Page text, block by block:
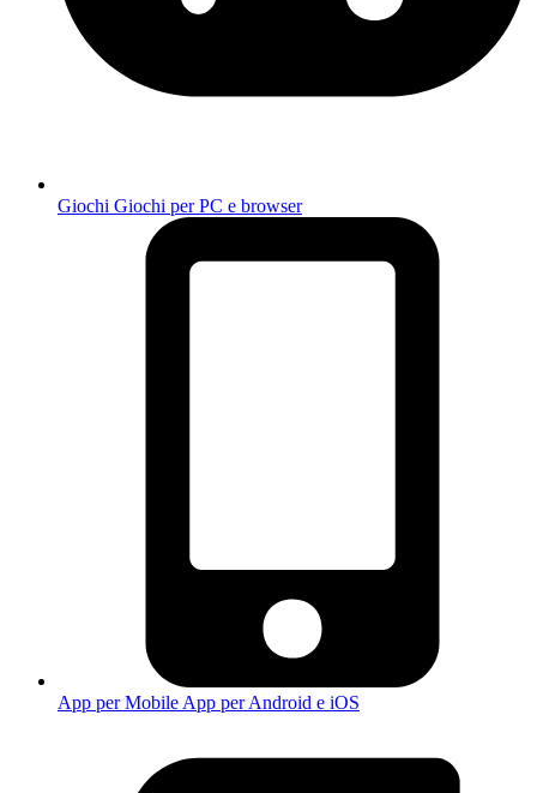
Giochi Giochi per PC e browser
App per Mobile App per Android e iOS